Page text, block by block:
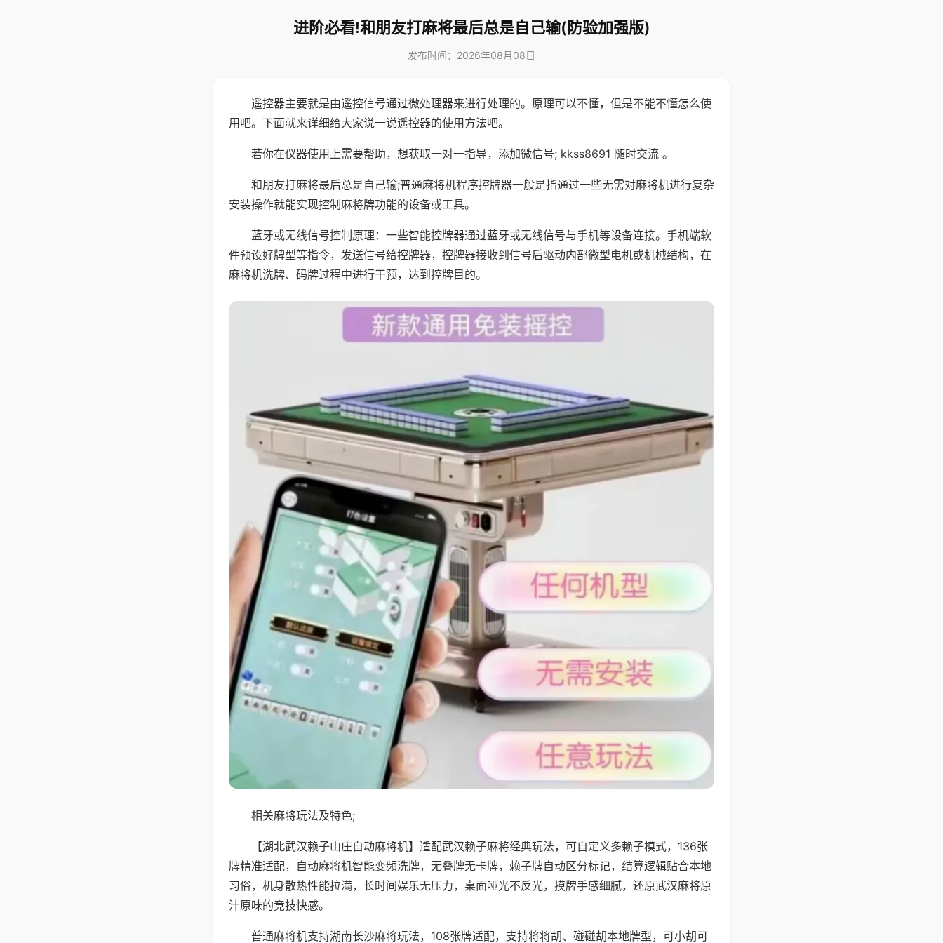
进阶必看!和朋友打麻将最后总是自己输(防验加强版)
发布时间：2026年08月08日
遥控器主要就是由遥控信号通过微处理器来进行处理的。原理可以不懂，但是不能不懂怎么使
用吧。下面就来详细给大家说一说遥控器的使用方法吧。
若你在仪器使用上需要帮助，想获取一对一指导，添加微信号; kkss8691 随时交流 。
和朋友打麻将最后总是自己输;普通麻将机程序控牌器一般是指通过一些无需对麻将机进行复杂
安装操作就能实现控制麻将牌功能的设备或工具。
蓝牙或无线信号控制原理：一些智能控牌器通过蓝牙或无线信号与手机等设备连接。手机端软
件预设好牌型等指令，发送信号给控牌器，控牌器接收到信号后驱动内部微型电机或机械结构，在
麻将机洗牌、码牌过程中进行干预，达到控牌目的。
相关麻将玩法及特色;
【湖北武汉赖子山庄自动麻将机】适配武汉赖子麻将经典玩法，可自定义多赖子模式，136张
牌精准适配，自动麻将机智能变频洗牌，无叠牌无卡牌，赖子牌自动区分标记，结算逻辑贴合本地
习俗，机身散热性能拉满，长时间娱乐无压力，桌面哑光不反光，摸牌手感细腻，还原武汉麻将原
汁原味的竞技快感。
普通麻将机支持湖南长沙麻将玩法，108张牌适配，支持将将胡、碰碰胡本地牌型，可小胡可